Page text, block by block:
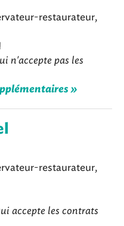
restaurateur,
n'accepte pas les
»
restaurateur,
accepte les contrats